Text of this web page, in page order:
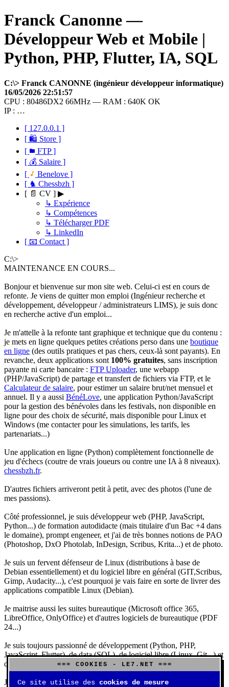
Franck Canonne —
Développeur Web et Mobile |
Python, PHP, Flutter, IA, SQL
C:\> Franck CANONNE (ingénieur développeur informatique)
16/05/2026 22:51:57
CPU : 80486DX2 66MHz — RAM : 640K OK
IP : …
[ 127.0.0.1 ]
[ 🛍 Store ]
[
FTP ]
[ 💰 Salaire ]
[
Benelove ]
[ ♞ Chessbzh ]
[ 📄 CV ] ▶
↳ Expérience
↳ Compétences
↳ Télécharger PDF
↳ LinkedIn
[ 📧 Contact ]
C:\>
MAINTENANCE EN COURS...
Bonjour et bienvenue sur mon site web. Celui-ci est en cours de
refonte. Je viens de quitter mon emploi (Ingénieur recherche et
développement, développeur / administrateurs LIMS), je suis donc
en recherche active d'un emploi...
Je m'attelle à la refonte tant graphique et technique que du contenu :
je mets en ligne quelques petites créations perso dans une boutique
en ligne (des outils pratiques et pas chers, ceux-là sont payants). En
revanche, deux applications sont 100% gratuites, sans inscription
payante ni carte bancaire : FTP Uploader, une webapp
(PHP/JavaScript) de partage et transfert de fichiers via FTP, et le
Calculateur de salaire, pour estimer un salaire brut/net mensuel et
annuel. Il y a aussi BénéLove, une application Python/JavaScript
pour la gestion des bénévoles dans les festivals, non disponible en
ligne pour des choix de sécurité, mais disponible pour Linux et
Windows (me contacter pour les simulations, les tarifs, les
partenariats...)
Une application en ligne (Python) complètement fonctionnelle de
jeu d'échecs (coutre de vrais joueurs ou contre une IA à 8 niveaux).
chessbzh.fr.
D'autres fichiers arriveront petit à petit, avec des photos (l'une de
mes passions).
Côté professionnel, je suis développeur web (PHP, JavaScript,
Python...) de formation autodidacte (mais titulaire d'un Bac +4 dans
le domaine), prompt engeneer, et j'ai de très bonnes notions de PAO
(Photoshop, DxO Photolab, InDesign, Scribus, Krita...) et de photo.
Je suis un fervent défenseur de Linux (distributions à base de
Debian essentiellement) et du logiciel libre en général (GIT,Scribus,
Gimp, Audacity...), c'est pourquoi je vais faire en sorte de livrer des
applications compatible Linux (Debian).
Je maitrise aussi les suites bureautique (Microsoft office 365,
LibreOffice, OnlyOffice) et d'autres logiciels de bureautique (PDF
24...)
Je suis toujours passionné de développement (Python, PHP,
JavaScript, Flutter), de data (SQL), de logiciel libre (Linux, Git...) et
d'IA (principalement Claude et DeepSeek).
J'aime jouer, surtout aux jeux de sociétés (Risk, Uno, Scrabble...),
=== COOKIES - LE7.NET ===
Ce site utilise des cookies de mesure